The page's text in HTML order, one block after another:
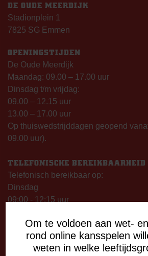
Om te voldoen aan wet-
rond online kansspelen
weten in welke
DE OUDE MEERDIJK
Stadionplein 1
7825 SG Emmen
OPENINGSTIJDEN
De Oude Meerdijk
Maandag: 09.00 – 17.00 uur
Dinsdag t/m vrijdag:
09.00 – 12.15 uur
13.00 – 17.00 uur
Op thuiswedstrijddagen geopend
09.00 uur).
TELEFONISCHE BEREIKBAARHEID
Telefonisch bereikbaar op:
Dinsdag
09:00 - 12:15 uur
Woensdag
13:00 - 17:00 uur